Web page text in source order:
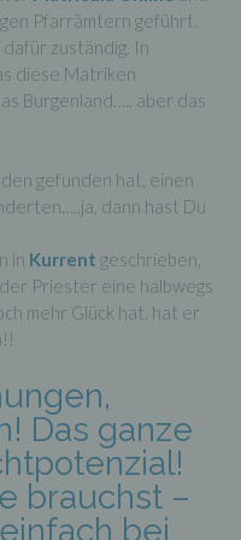
Pfarrämtern geführt.
zuständig. In
diese Matriken
Burgenland….. aber das
gefunden hat, einen
dann hast Du
in Kurrent geschrieben,
Priester eine halbwegs
mehr Glück hat, hat er
Das ganze
brauchst –
bei
identifizierte oder
von dem für die
verarbeitet
ohne Hilfe
im
Daten
die
die Speicherung, die
das Auslesen,
die Offenlegung
oder eine
den Abgleich